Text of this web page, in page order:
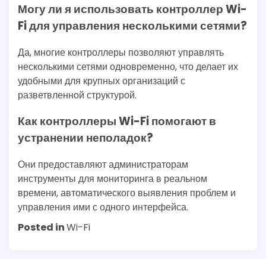
Могу ли я использовать контроллер Wi-
Fi для управления несколькими сетями?
Да, многие контроллеры позволяют управлять
несколькими сетями одновременно, что делает их
удобными для крупных организаций с
разветвленной структурой.
Как контроллеры Wi-Fi помогают в
устранении неполадок?
Они предоставляют администраторам
инструменты для мониторинга в реальном
времени, автоматического выявления проблем и
управления ими с одного интерфейса.
Posted inWi-Fi